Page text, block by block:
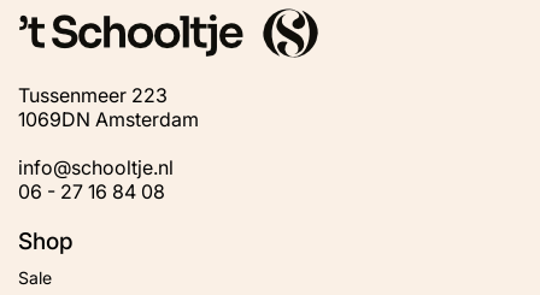
Tussenmeer 223
1069DN Amsterdam
info@schooltje.nl
06 - 27 16 84 08
Shop
Sale